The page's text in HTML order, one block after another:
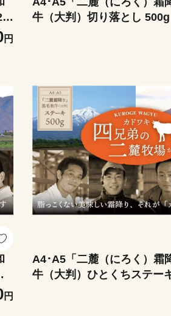
円
牛（大判）切り落とし
ニセコ連峰と鈴鹿山脈、二
と）で育てた脂の質にこだ
しゃぶしゃぶ すき焼き 三
ふるさと納税
円
A4･A5「二麓（にろく）霜
牛（大判）ひとくちステー
×2） ニセコ連峰と鈴鹿山
（ふもと）で育てた脂の質